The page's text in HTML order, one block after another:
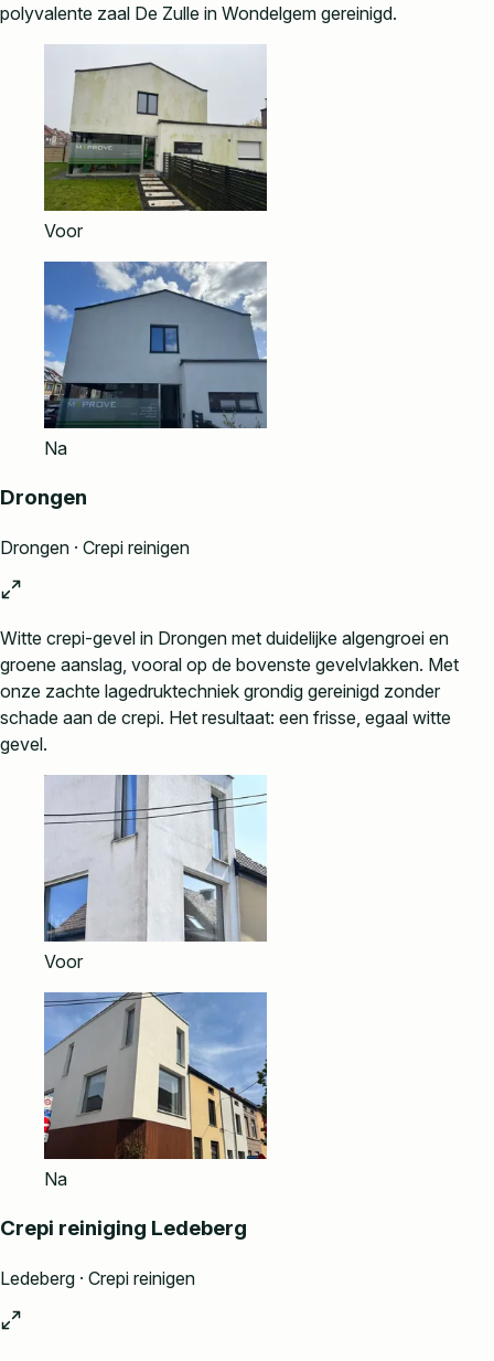
polyvalente zaal De Zulle in Wondelgem gereinigd.
Voor
Na
Drongen
Drongen · Crepi reinigen
Witte crepi-gevel in Drongen met duidelijke algengroei en
groene aanslag, vooral op de bovenste gevelvlakken. Met
onze zachte lagedruktechniek grondig gereinigd zonder
schade aan de crepi. Het resultaat: een frisse, egaal witte
gevel.
Voor
Na
Crepi reiniging Ledeberg
Ledeberg · Crepi reinigen